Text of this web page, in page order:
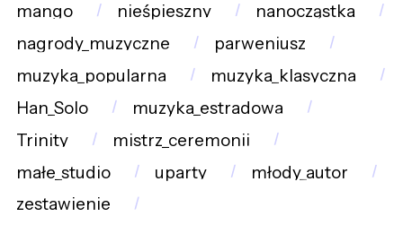
mango
nieśpieszny
nanocząstka
nagrody_muzyczne
parweniusz
muzyka_popularna
muzyka_klasyczna
Han_Solo
muzyka_estradowa
Trinity
mistrz_ceremonii
małe_studio
uparty
młody_autor
zestawienie